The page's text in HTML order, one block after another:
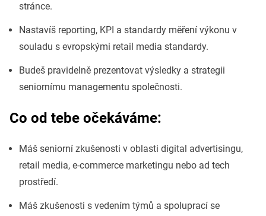
stránce.
Nastavíš reporting, KPI a standardy měření výkonu v
souladu s evropskými retail media standardy.
Budeš pravidelně prezentovat výsledky a strategii
seniornímu managementu společnosti.
Co od tebe očekáváme:
Máš seniorní zkušenosti v oblasti digital advertisingu,
retail media, e-commerce marketingu nebo ad tech
prostředí.
Máš zkušenosti s vedením týmů a spoluprací se